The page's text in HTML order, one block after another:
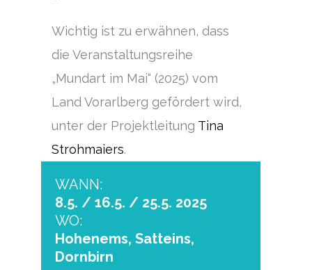
Wichtig ist zu erwähnen, dass
die Veranstaltungsreihe
„Mundart im Mai“ (2025) vom
Land Vorarlberg gefördert wird,
unter der Projektleitung Tina
Strohmaiers.
WANN:
8.5. / 16.5. / 25.5. 2025
WO:
Hohenems, Satteins,
Dornbirn